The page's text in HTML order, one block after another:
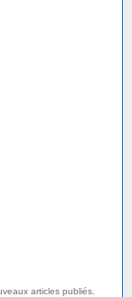
articles publiés.